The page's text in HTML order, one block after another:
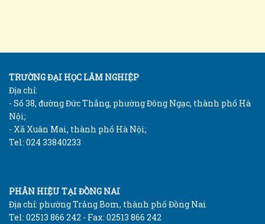
TRƯỜNG ĐẠI HỌC LÂM NGHIỆP
Địa chỉ:
- Số 38, đường Đức Thắng, phường Đông Ngạc, thành phố Hà
Nội;
- Xã Xuân Mai, thành phố Hà Nội;
Tel: 024 33840233
PHÂN HIỆU TẠI ĐỒNG NAI
Địa chỉ: phường Trảng Bom, thành phố Đồng Nai
Tel: 02513 866 242 - Fax: 02513 866 242